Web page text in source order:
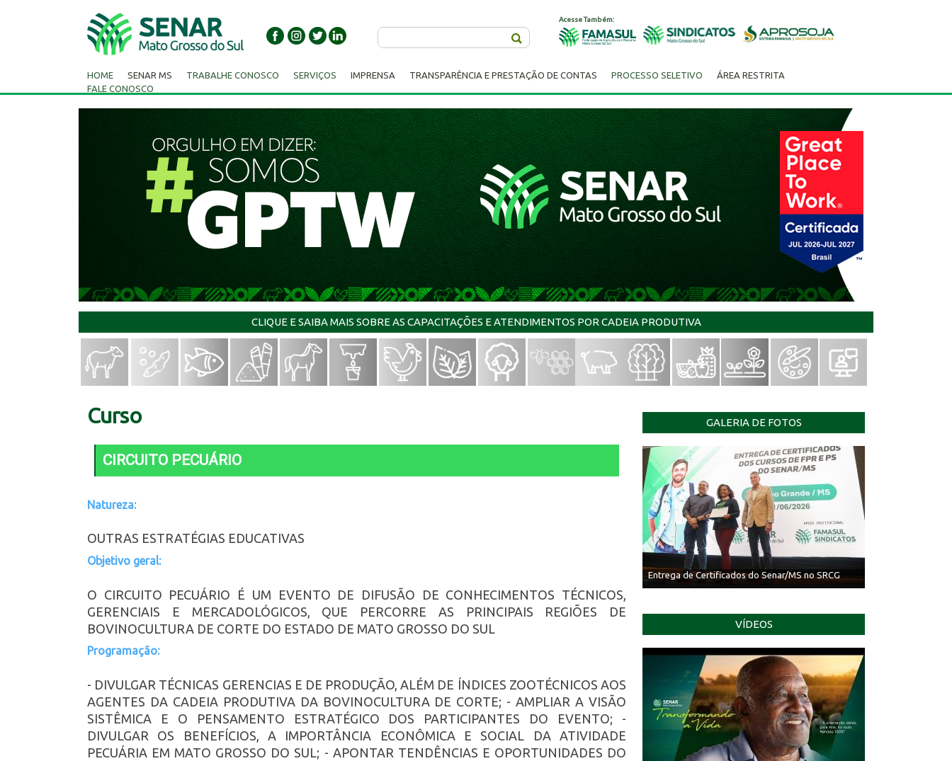
Acesse Também:
HOME SENAR MS TRABALHE CONOSCO SERVIÇOS IMPRENSA TRANSPARÊNCIA E PRESTAÇÃO DE CONTAS PROCESSO SELETIVO
ÁREA RESTRITA
FALE CONOSCO
CLIQUE E SAIBA MAIS SOBRE AS CAPACITAÇÕES E ATENDIMENTOS POR CADEIA PRODUTIVA
GALERIA DE FOTOS
Entrega de Certificados do Senar/MS no SRCG
VÍDEOS
Curso
CIRCUITO PECUÁRIO
Natureza:
OUTRAS ESTRATÉGIAS EDUCATIVAS
Objetivo geral:
O CIRCUITO PECUÁRIO É UM EVENTO DE DIFUSÃO DE CONHECIMENTOS TÉCNICOS,
GERENCIAIS E MERCADOLÓGICOS, QUE PERCORRE AS PRINCIPAIS REGIÕES DE
BOVINOCULTURA DE CORTE DO ESTADO DE MATO GROSSO DO SUL
Programação:
- DIVULGAR TÉCNICAS GERENCIAS E DE PRODUÇÃO, ALÉM DE ÍNDICES ZOOTÉCNICOS AOS
AGENTES DA CADEIA PRODUTIVA DA BOVINOCULTURA DE CORTE; - AMPLIAR A VISÃO
SISTÊMICA E O PENSAMENTO ESTRATÉGICO DOS PARTICIPANTES DO EVENTO; -
DIVULGAR OS BENEFÍCIOS, A IMPORTÂNCIA ECONÔMICA E SOCIAL DA ATIVIDADE
PECUÁRIA EM MATO GROSSO DO SUL; - APONTAR TENDÊNCIAS E OPORTUNIDADES DO